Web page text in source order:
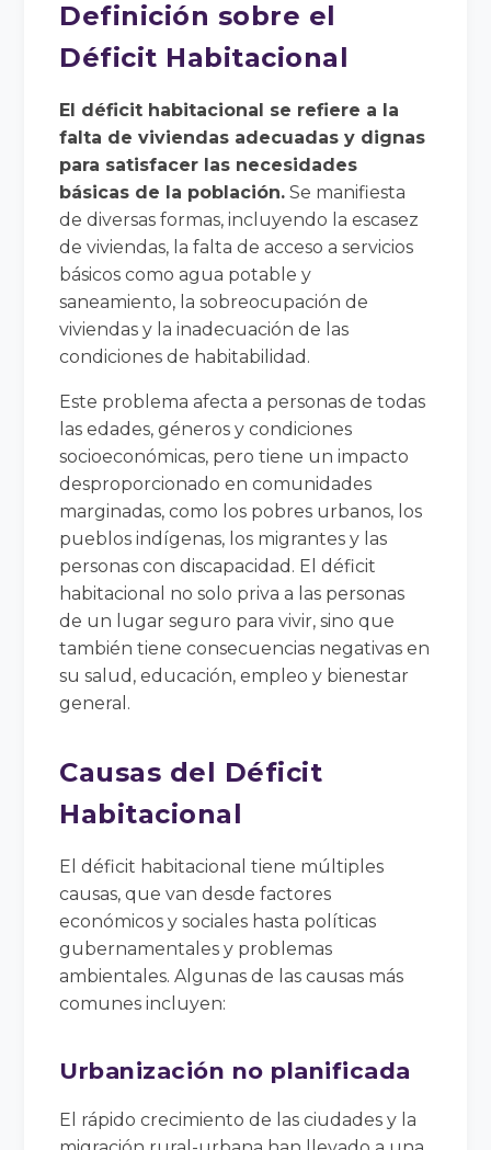
Definición sobre el
Déficit Habitacional
El déficit habitacional se refiere a la
falta de viviendas adecuadas y dignas
para satisfacer las necesidades
básicas de la población. Se manifiesta
de diversas formas, incluyendo la escasez
de viviendas, la falta de acceso a servicios
básicos como agua potable y
saneamiento, la sobreocupación de
viviendas y la inadecuación de las
condiciones de habitabilidad.
Este problema afecta a personas de todas
las edades, géneros y condiciones
socioeconómicas, pero tiene un impacto
desproporcionado en comunidades
marginadas, como los pobres urbanos, los
pueblos indígenas, los migrantes y las
personas con discapacidad. El déficit
habitacional no solo priva a las personas
de un lugar seguro para vivir, sino que
también tiene consecuencias negativas en
su salud, educación, empleo y bienestar
general.
Causas del Déficit
Habitacional
El déficit habitacional tiene múltiples
causas, que van desde factores
económicos y sociales hasta políticas
gubernamentales y problemas
ambientales. Algunas de las causas más
comunes incluyen:
Urbanización no planificada
El rápido crecimiento de las ciudades y la